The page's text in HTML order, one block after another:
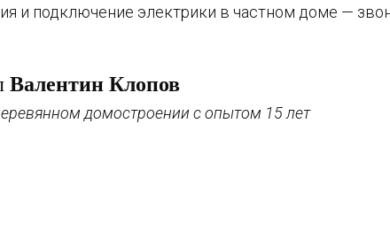
и подключение электрики в частном доме —
Валентин Клопов
домостроении с опытом 15 лет